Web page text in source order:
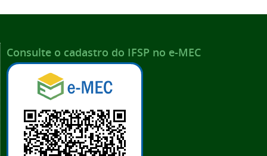
Consulte o cadastro do IFSP no e-MEC